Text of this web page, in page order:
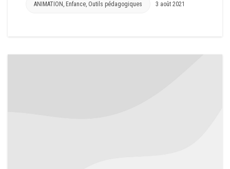
ANIMATION , Enfance, Outils pédagogiques 3 août 2021